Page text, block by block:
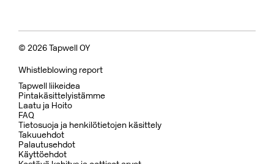
© 2026 Tapwell OY
Whistleblowing report
Tapwell liikeidea
Pintakäsittelyistämme
Laatu ja Hoito
FAQ
Tietosuoja ja henkilötietojen käsittely
Takuuehdot
Palautusehdot
Käyttöehdot